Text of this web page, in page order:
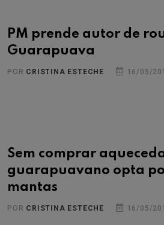
PM prende autor de
Guarapuava
POR CRISTINA ESTECHE 16/05/
Sem comprar
guarapuavano opta
mantas
POR CRISTINA ESTECHE 16/05/